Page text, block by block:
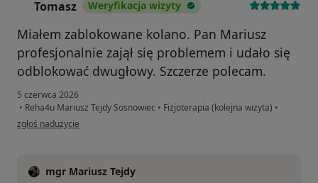
Tomasz Weryfikacja wizyty
Miałem zablokowane kolano. Pan Mariusz
profesjonalnie zajął się problemem i udało się
odblokować dwugłowy. Szczerze polecam.
5 czerwca 2026
• Reha4u Mariusz Tejdy Sosnowiec • Fizjoterapia (kolejna wizyta) •
w opinii użytkownika Tomasz
zgłoś nadużycie
mgr Mariusz Tejdy